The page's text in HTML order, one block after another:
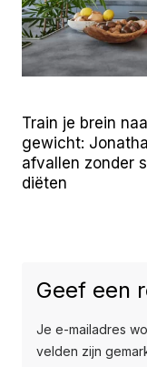
Train je brein
gewicht:
afvallen zonder
diëten
Geef een
Je e-mailadres
velden zijn